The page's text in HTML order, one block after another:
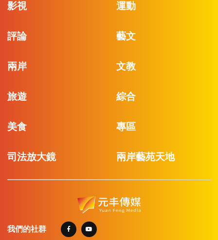
影視 運動
評論 藝文
兩岸 文教
旅遊 綜合
美食 專區
司法放大鏡 兩岸藝苑天地
我們的社群